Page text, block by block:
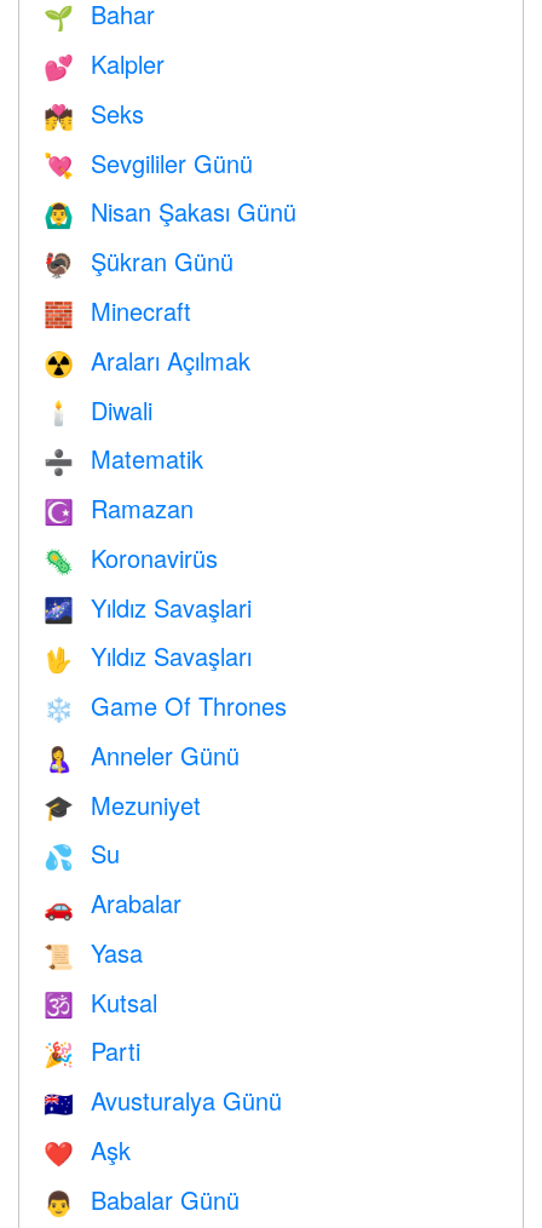
🌱 Bahar
💕 Kalpler
💏 Seks
💘 Sevgililer Günü
🙆‍♂️ Nisan Şakası Günü
🦃 Şükran Günü
🧱 Minecraft
☢️ Araları Açılmak
🕯 Diwali
➗ Matematik
☪️ Ramazan
🦠 Koronavirüs
🌌 Yıldız Savaşlari
🖖 Yıldız Savaşları
❄️ Game Of Thrones
🤱 Anneler Günü
🎓 Mezuniyet
💦 Su
🚗 Arabalar
📜 Yasa
🕉 Kutsal
🎉 Parti
🇦🇺 Avusturalya Günü
❤️️ Aşk
👨 Babalar Günü